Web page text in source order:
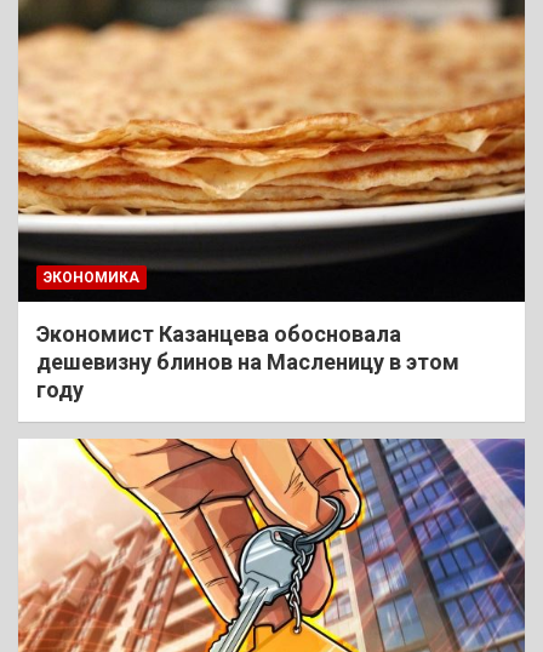
ЭКОНОМИКА
Экономист Казанцева обосновала
дешевизну блинов на Масленицу в этом
году